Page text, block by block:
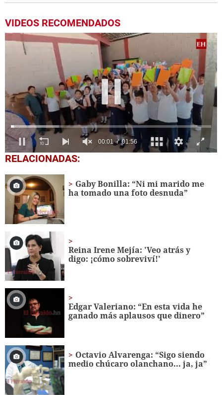
VIDEOS RECOMENDADOS
0
seconds
1
minute,
56
seconds
RELACIONADAS:
Gaby Bonilla: “Ni mi marido me
ha tomado una foto desnuda”
Reina Irene Mejía: 'Veo atrás y
digo: ¡cómo sobreviví!'
Edgar Valeriano: “En esta vida he
ganado más aplausos que dinero”
Octavio Alvarenga: “Sigo siendo
medio chúcaro olanchano... ja, ja”